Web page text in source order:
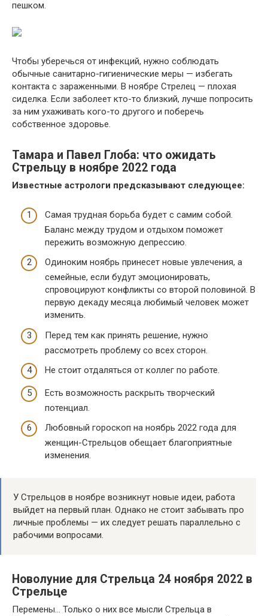
пешком.
Чтобы уберечься от инфекций, нужно соблюдать
обычные санитарно-гигиенические меры — избегать
контакта с зараженными. В ноябре Стрелец — плохая
сиделка. Если заболеет кто-то близкий, лучше попросить
за ним ухаживать кого-то другого и поберечь
собственное здоровье.
Тамара и Павел Глоба: что ожидать
Стрельцу в ноябре 2022 года
Известные астрологи предсказывают следующее:
Самая трудная борьба будет с самим собой.
Баланс между трудом и отдыхом поможет
пережить возможную депрессию.
Одиноким ноябрь принесет новые увлечения, а
семейные, если будут эмоционировать,
спровоцируют конфликты со второй половиной. В
первую декаду месяца любимый человек может
изменить.
Перед тем как принять решение, нужно
рассмотреть проблему со всех сторон.
Не стоит отдаляться от коллег по работе.
Есть возможность раскрыть творческий
потенциал.
Любовный гороскоп на ноябрь 2022 года для
женщин-Стрельцов обещает благоприятные
изменения.
У Стрельцов в ноябре возникнут новые идеи, работа
выйдет на первый план. Однако не стоит забывать про
личные проблемы — их следует решать параллельно с
рабочими вопросами.
Новолуние для Стрельца 24 ноября 2022 в
Стрельце
Перемены… Только о них все мысли Стрельца в